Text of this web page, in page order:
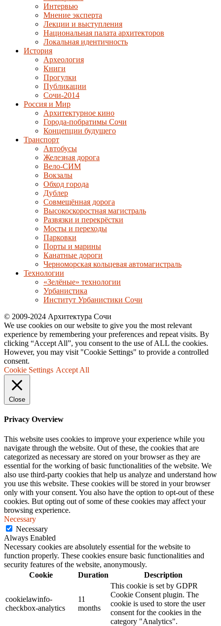
Интервью
Мнение эксперта
Лекции и выступления
Национальная палата архитекторов
Локальная идентичность
История
Археология
Книги
Прогулки
Публикации
Сочи-2014
Россия и Мир
Архитектурное кино
Города-побратимы Сочи
Концепции будущего
Транспорт
Автобусы
Железная дорога
Вело-СИМ
Вокзалы
Обход города
Дублер
Совмещённая дорога
Высокоскоростная магистраль
Развязки и перекрёстки
Мосты и переходы
Парковки
Порты и марины
Канатные дороги
Черноморская кольцевая автомагистраль
Технологии
«Зелёные» технологии
Урбанистика
Институт Урбанистики Сочи
© 2009-2024 Архитектура Сочи
We use cookies on our website to give you the most relevant
experience by remembering your preferences and repeat visits. By
clicking “Accept All”, you consent to the use of ALL the cookies.
However, you may visit "Cookie Settings" to provide a controlled
consent.
Cookie Settings Accept All
Close
Privacy Overview
This website uses cookies to improve your experience while you
navigate through the website. Out of these, the cookies that are
categorized as necessary are stored on your browser as they are
essential for the working of basic functionalities of the website. We
also use third-party cookies that help us analyze and understand how
you use this website. These cookies will be stored in your browser
only with your consent. You also have the option to opt-out of these
cookies. But opting out of some of these cookies may affect your
browsing experience.
Necessary
Necessary
Always Enabled
Necessary cookies are absolutely essential for the website to
function properly. These cookies ensure basic functionalities and
security features of the website, anonymously.
Cookie
Duration Description
cookielawinfo-
checkbox-analytics
11
months
This cookie is set by GDPR
Cookie Consent plugin. The
cookie is used to store the user
consent for the cookies in the
category "Analytics".